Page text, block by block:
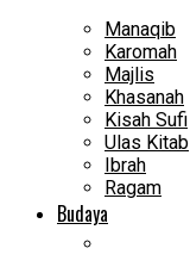
Manaqib
Karomah
Majlis
Khasanah
Kisah Sufi
Ulas Kitab
Ibrah
Ragam
Budaya